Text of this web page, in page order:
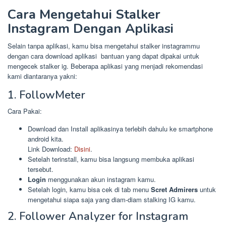
Cara Mengetahui Stalker
Instagram Dengan Aplikasi
Selain tanpa aplikasi, kamu bisa mengetahui stalker instagrammu
dengan cara download aplikasi bantuan yang dapat dipakai untuk
mengecek stalker ig. Beberapa aplikasi yang menjadi rekomendasi
kami diantaranya yakni:
1. FollowMeter
Cara Pakai:
Download dan Install aplikasinya terlebih dahulu ke smartphone
android kita.
Link Download: Disini.
Setelah terinstall, kamu bisa langsung membuka aplikasi
tersebut.
Login menggunakan akun instagram kamu.
Setelah login, kamu bisa cek di tab menu Scret Admirers untuk
mengetahui siapa saja yang diam-diam stalking IG kamu.
2. Follower Analyzer for Instagram